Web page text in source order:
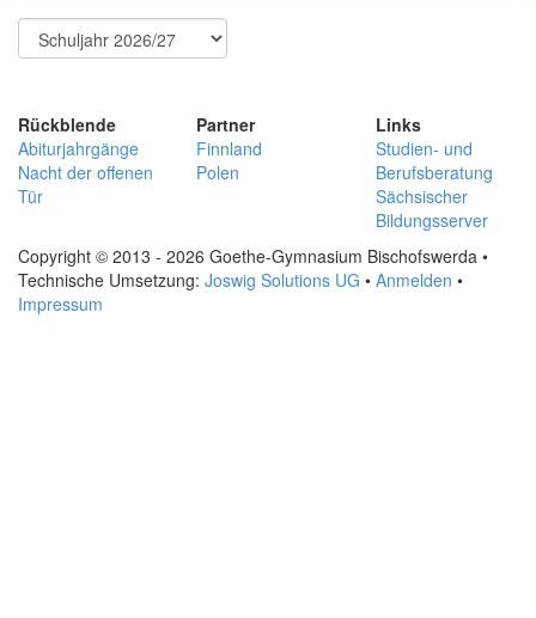
Rückblende
Abiturjahrgänge
Nacht der offenen
Tür
Partner
Finnland
Polen
Links
Studien- und
Berufsberatung
Sächsischer
Bildungsserver
Copyright © 2013 - 2026 Goethe-Gymnasium Bischofswerda •
Technische Umsetzung: Joswig Solutions UG • Anmelden •
Impressum